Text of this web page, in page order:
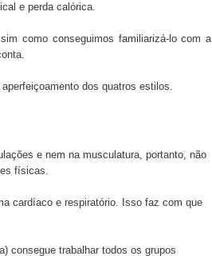
e perda calórica.
como conseguimos familiarizá-lo com a
dos quatros estilos.
e nem na musculatura, portanto, não
físicas.
cardíaco e respiratório. Isso faz com que
consegue trabalhar todos os grupos